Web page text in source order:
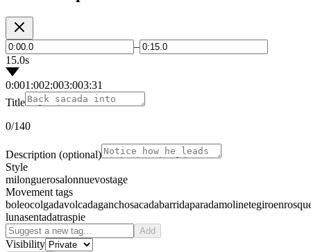
–
15.0s
0:001:002:003:003:31
Title
0/140
Description (optional)
Style
milonguerosalonnuevostage
Movement tags
boleocolgadavolcadaganchosacadabarridaparadamolinetegiro
lunasentadatraspie
Add
Visibility